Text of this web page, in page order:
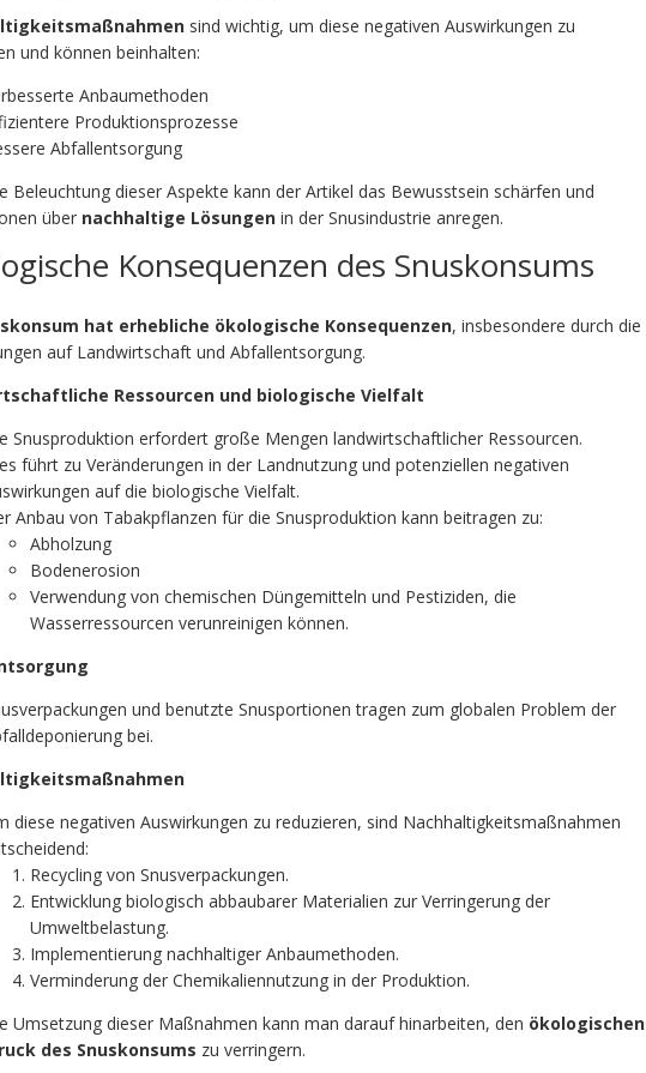
sind wichtig, um diese negativen Auswirkungen zu
und können beinhalten:
Anbaumethoden
Produktionsprozesse
Abfallentsorgung
Beleuchtung dieser Aspekte kann der Artikel das Bewusstsein schärfen und
über nachhaltige Lösungen in der Snusindustrie anregen.
Konsequenzen des Snuskonsums
hat erhebliche ökologische Konsequenzen, insbesondere durch die
auf Landwirtschaft und Abfallentsorgung.
Ressourcen und biologische Vielfalt
Snusproduktion erfordert große Mengen landwirtschaftlicher Ressourcen.
führt zu Veränderungen in der Landnutzung und potenziellen negativen
auf die biologische Vielfalt.
Anbau von Tabakpflanzen für die Snusproduktion kann beitragen zu:
Abholzung
Bodenerosion
Verwendung von chemischen Düngemitteln und Pestiziden, die
Wasserressourcen verunreinigen können.
und benutzte Snusportionen tragen zum globalen Problem der
bei.
diese negativen Auswirkungen zu reduzieren, sind Nachhaltigkeitsmaßnahmen
Recycling von Snusverpackungen.
Entwicklung biologisch abbaubarer Materialien zur Verringerung der
Umweltbelastung.
Implementierung nachhaltiger Anbaumethoden.
Verminderung der Chemikaliennutzung in der Produktion.
Umsetzung dieser Maßnahmen kann man darauf hinarbeiten, den ökologischen
des Snuskonsums zu verringern.